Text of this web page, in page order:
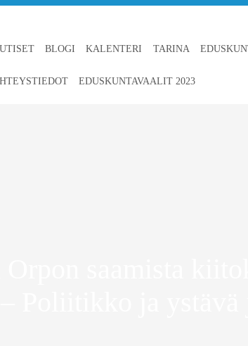
BLOGI KALENTERI TARINA
EDUSKUNTAVAALIT 2023